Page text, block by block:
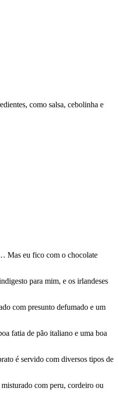
como salsa, cebolinha e
Mas eu fico com o chocolate
para mim, e os irlandeses
com presunto defumado e um
fatia de pão italiano e uma boa
é servido com diversos tipos de
com peru, cordeiro ou